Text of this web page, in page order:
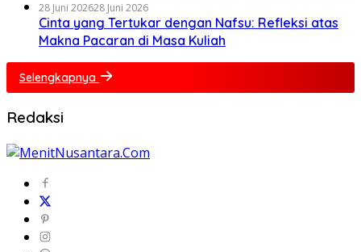
28 Juni 202628 Juni 2026
Cinta yang Tertukar dengan Nafsu: Refleksi atas
Makna Pacaran di Masa Kuliah
Selengkapnya
Redaksi